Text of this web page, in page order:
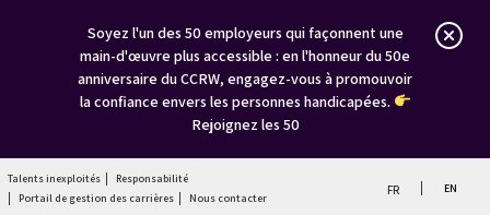
Soyez l'un des 50 employeurs qui façonnent une
main-d'œuvre plus accessible : en l'honneur du 50e
anniversaire du CCRW, engagez-vous à promouvoir
la confiance envers les personnes handicapées.
Rejoignez les 50
Talents inexploités
Responsabilité
Portail de gestion des carrières
Nous contacter
FR EN